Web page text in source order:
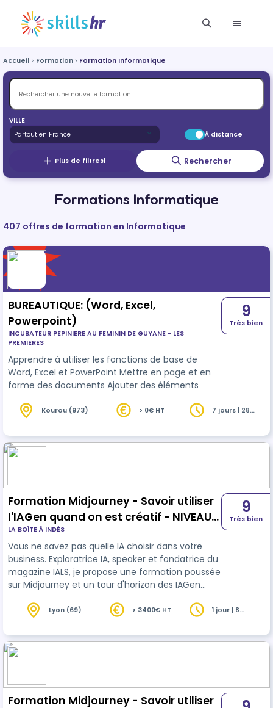
Accueil Formation Formation Informatique
VILLE
À distance
Plus de filtres1 Rechercher
Formations Informatique
407 offres de formation en Informatique
BUREAUTIQUE: (Word, Excel,
Powerpoint)
INCUBATEUR PEPINIERE AU FEMININ DE GUYANE - LES
PREMIERES
Apprendre à utiliser les fonctions de base de
Word, Excel et PowerPoint Mettre en page et en
forme des documents Ajouter des éléments
9
Très bien
Kourou (973) > 0€ HT
7 jours | 28
Formation Midjourney - Savoir utiliser
l'IAGen quand on est créatif - NIVEAU
DEBUTANT
LA BOÎTE À INDÉS
Vous ne savez pas quelle IA choisir dans votre
business. Exploratrice IA, speaker et fondatrice du
magazine IALS, je propose une formation poussée
sur Midjourney et un tour d'horizon des IAGen
éthique. La phase d'acculturation est complète
les applicatifs concrets. Il est recommandé
d’avoir Deepl, Linguee ou Google translate à
9
Très bien
Lyon (69) > 3400€ HT
1 jour | 8
Formation Midjourney - Savoir utiliser